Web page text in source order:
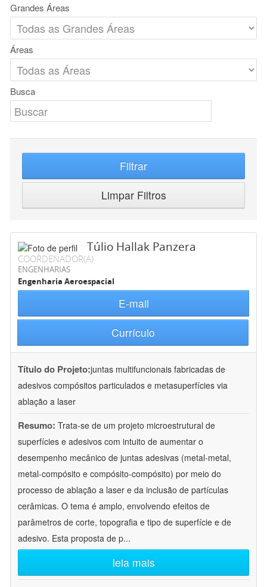
Grandes Áreas
Áreas
Busca
Filtrar
Limpar Filtros
Túlio Hallak Panzera
COORDENADOR(A)
ENGENHARIAS
Engenharia Aeroespacial
E-mail
Currículo
Título do Projeto:juntas multifuncionais fabricadas de
adesivos compósitos particulados e metasuperfícies via
ablação a laser
Resumo: Trata-se de um projeto microestrutural de
superfícies e adesivos com intuito de aumentar o
desempenho mecânico de juntas adesivas (metal-metal,
metal-compósito e compósito-compósito) por meio do
processo de ablação a laser e da inclusão de partículas
cerâmicas. O tema é amplo, envolvendo efeitos de
parâmetros de corte, topografia e tipo de superfície e de
adesivo. Esta proposta de p...
leia mais